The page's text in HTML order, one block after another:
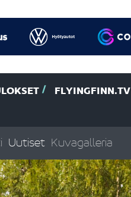
FLYINGFINN.TV
Uutiset Kuvagalleria